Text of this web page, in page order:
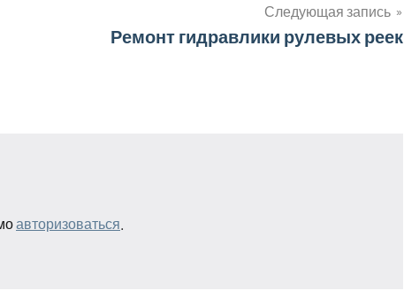
Следующая запись
Ремонт гидравлики рулевых реек
авторизоваться